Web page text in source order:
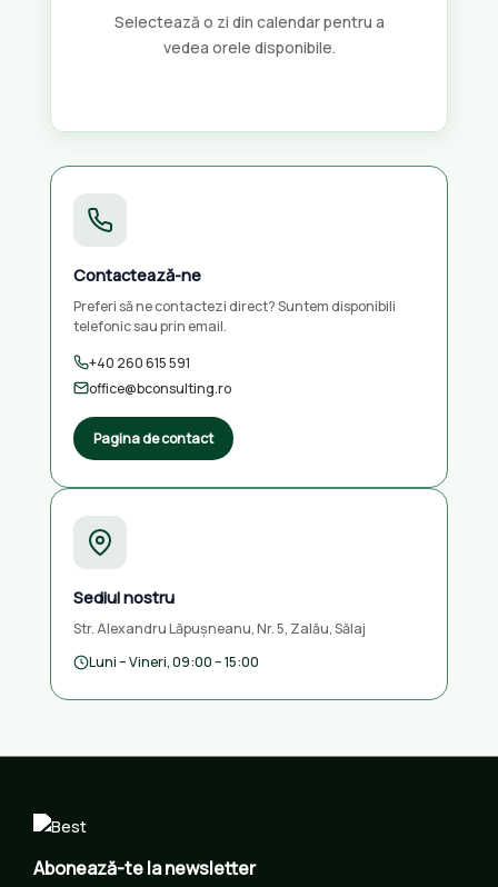
Selectează o zi din calendar pentru a
vedea orele disponibile.
Contactează-ne
Preferi să ne contactezi direct? Suntem disponibili
telefonic sau prin email.
+40 260 615 591
office@bconsulting.ro
Pagina de contact
Sediul nostru
Str. Alexandru Lăpușneanu, Nr. 5, Zalău, Sălaj
Luni – Vineri, 09:00 – 15:00
Abonează-te la newsletter